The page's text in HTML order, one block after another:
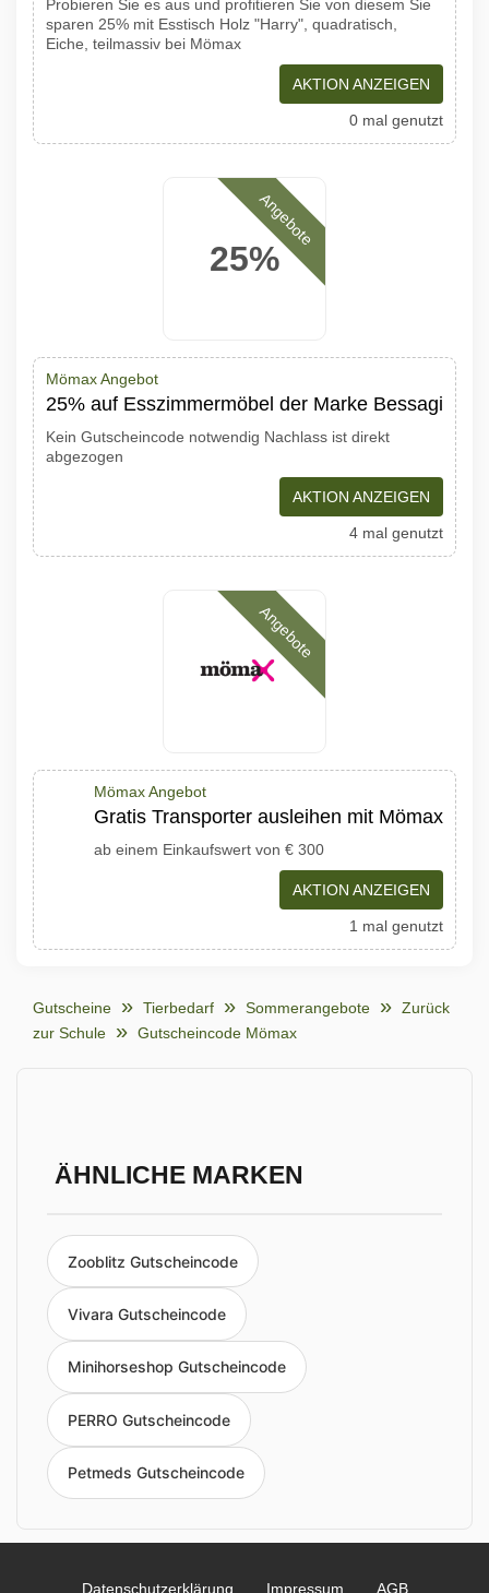
Probieren Sie es aus und profitieren Sie von diesem Sie
sparen 25% mit Esstisch Holz "Harry", quadratisch,
Eiche, teilmassiv bei Mömax
AKTION ANZEIGEN
0 mal genutzt
25%
Angebote
Mömax Angebot
25% auf Esszimmermöbel der Marke Bessagi
Kein Gutscheincode notwendig Nachlass ist direkt
abgezogen
AKTION ANZEIGEN
4 mal genutzt
Angebote
Mömax Angebot
Gratis Transporter ausleihen mit Mömax
ab einem Einkaufswert von € 300
AKTION ANZEIGEN
1 mal genutzt
Gutscheine Tierbedarf Sommerangebote
Zurück
zur Schule
Gutscheincode Mömax
ÄHNLICHE MARKEN
Zooblitz Gutscheincode
Vivara Gutscheincode
Minihorseshop Gutscheincode
PERRO Gutscheincode
Petmeds Gutscheincode
Datenschutzerklärung Impressum AGB